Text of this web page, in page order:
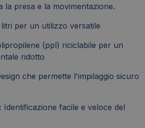
la presa e la movimentazione.
per un utilizzo versatile
(ppl) riciclabile per un
ridotto
che permette l'impilaggio sicuro
Identificazione facile e veloce del